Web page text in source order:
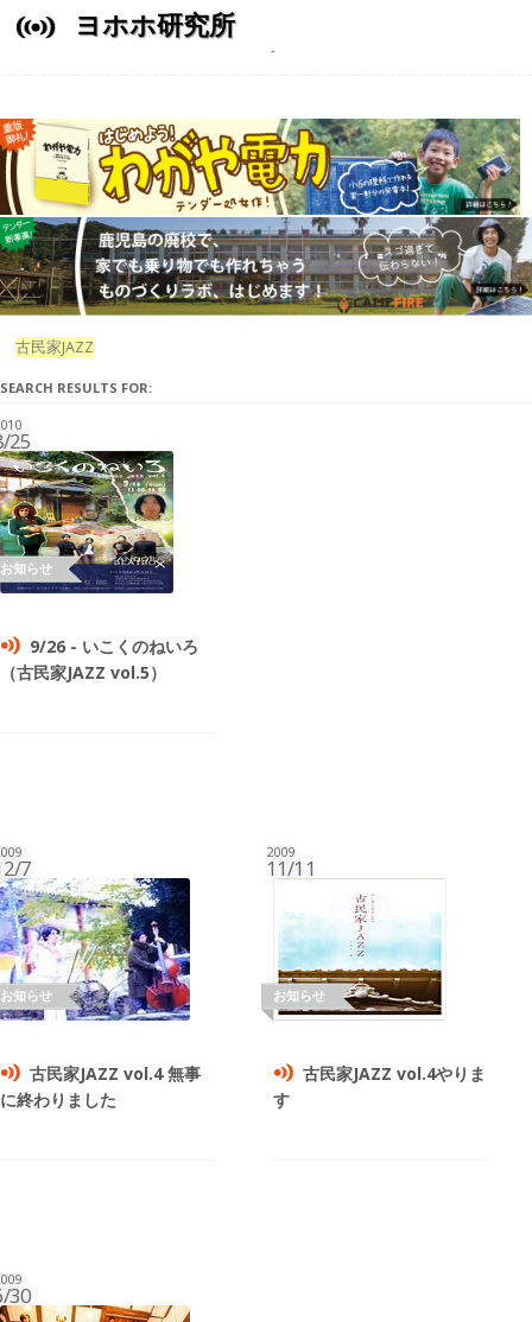
ヨホホ研究所
古民家JAZZ
SEARCH RESULTS FOR:
25
9/26 - いこくのねいろ
（古民家JAZZ vol.5）
7
古民家JAZZ vol.4 無事
に終わりました
2009
11/11
古民家JAZZ vol.4やりま
す
30